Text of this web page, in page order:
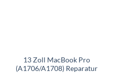
13 Zoll MacBook Pro
(A1706/A1708) Reparatur